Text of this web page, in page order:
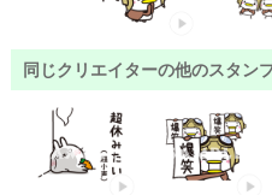
同じクリエイターの他のスタン